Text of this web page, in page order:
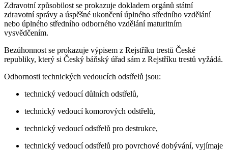
Zdravotní způsobilost se prokazuje dokladem orgánů státní
zdravotní správy a úspěšné ukončení úplného středního vzdělání
nebo úplného středního odborného vzdělání maturitním
vysvědčením.
Bezúhonnost se prokazuje výpisem z Rejstříku trestů České
republiky, který si Český báňský úřad sám z Rejstříku trestů vyžádá.
Odbornosti technických vedoucích odstřelů jsou:
technický vedoucí důlních odstřelů,
technický vedoucí komorových odstřelů,
technický vedoucí odstřelů pro destrukce,
technický vedoucí odstřelů pro povrchové dobývání, vyjímaje